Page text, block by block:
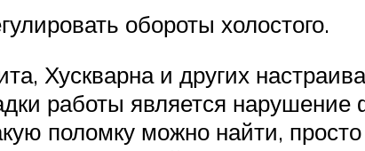
обороты холостого.
Хускварна и других
работы является
поломку можно найти,